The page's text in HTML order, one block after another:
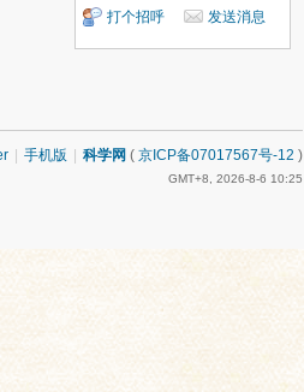
打个招呼
发送消息
手机版 科学网 ( 京ICP备07017567号-12 )
GMT+8, 2026-8-6 10:25